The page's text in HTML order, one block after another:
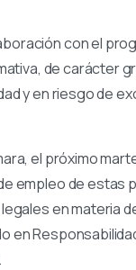
con el
de carácter
y en riesgo de
el próximo
empleo de estas
en materia